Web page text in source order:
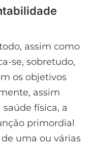
assim como
se, sobretudo,
os objetivos
assim
física, a
primordial
uma ou várias